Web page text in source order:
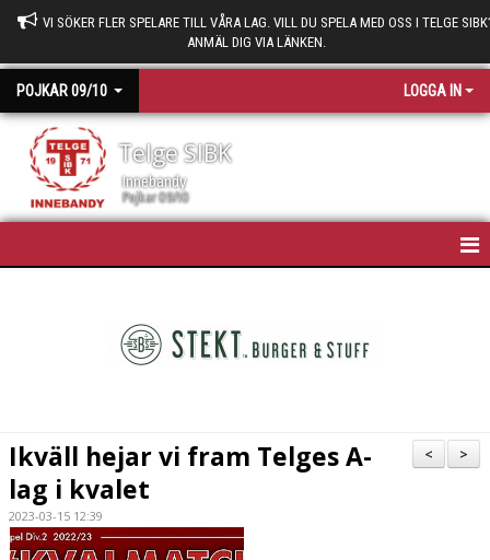
VI SÖKER FLER SPELARE TILL VÅRA LAG. VILL DU SPELA MED OSS I TELGE
ANMÄL DIG VIA LÄNKEN.
POJKAR 09/10 LOGGA IN
Telge SIBK
Innebandy
Pojkar 09/10
BILDGALLERI
DOKUMENT
>
<
Ikväll hejar vi fram Telges A-
lag i kvalet
2023-03-15 12:39